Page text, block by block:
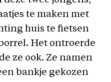
te maken met
huis te fietsen
Het ontroerde
ze ook. Ze namen
bankje gekozen